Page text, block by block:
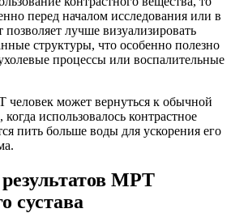
перед началом исследования или в
позволяет лучше визуализировать
структуры, что особенно полезно
процессы или воспалительные
может вернуться к обычной
использовалось контрастное
пить больше воды для ускорения его
МРТ
сустава